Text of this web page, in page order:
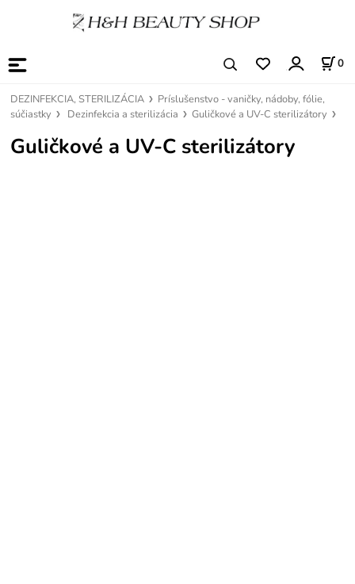
0
DEZINFEKCIA, STERILIZÁCIA
Príslušenstvo - vaničky, nádoby, fólie,
súčiastky
Dezinfekcia a sterilizácia Guličkové a UV-C sterilizátory
Guličkové a UV-C sterilizátory